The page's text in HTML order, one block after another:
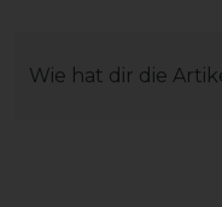
Wie hat dir die